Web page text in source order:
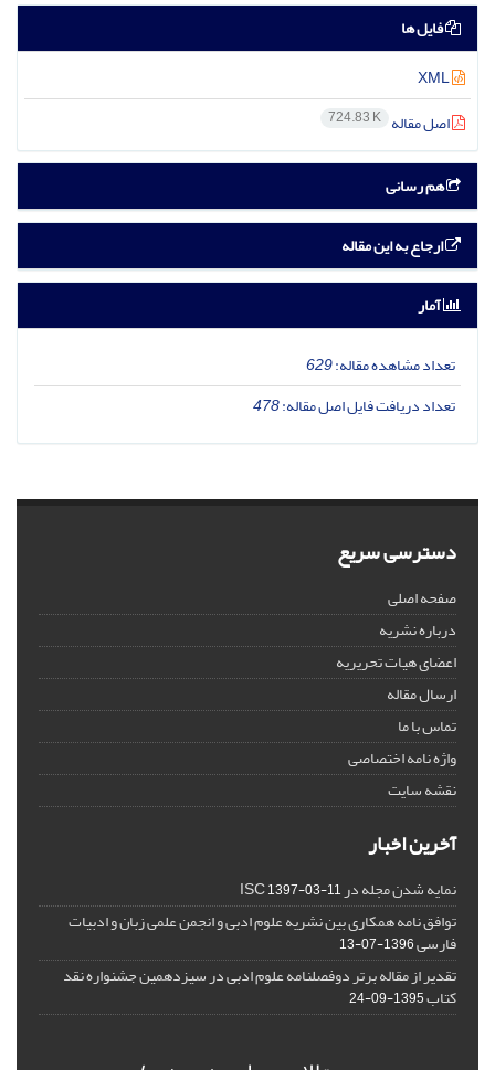
فایل ها
اصل مقاله 724.83 K
هم رسانی
ارجاع به این مقاله
آمار
تعداد مشاهده مقاله:629
تعداد دریافت فایل اصل مقاله:478
دسترسی سریع
صفحه اصلی
درباره نشریه
اعضای هیات تحریریه
ارسال مقاله
تماس با ما
واژه نامه اختصاصی
نقشه سایت
آخرین اخبار
نمایه شدن مجله در ISC1397-03-11
توافق نامه همکاری بین نشریه علوم ادبی و انجمن علمی زبان و ادبیات
فارسی1396-07-13
تقدیر از مقاله برتر دوفصلنامه علوم ادبی در سیزدهمین جشنواره نقد
کتاب1395-09-24